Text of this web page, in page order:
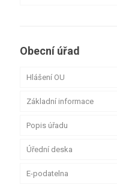
Obecní úřad
Hlášení OU
Základní informace
Popis úřadu
Úřední deska
E-podatelna